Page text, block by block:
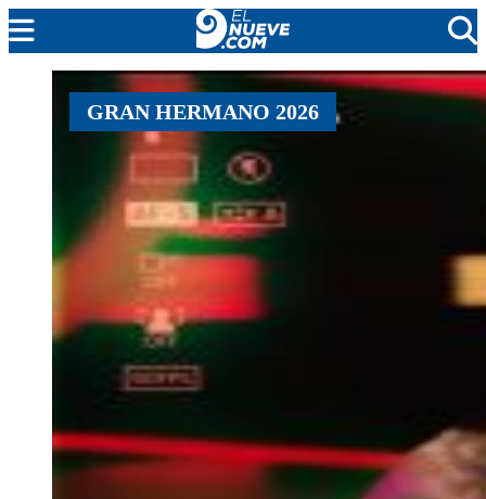
MENDOZA
CADA DÍA
NOTICIERO 9
PROTAGONISTAS
EL NUEVE STREAMS
PROGRAMACIÓN
EN VIVO
GRAN HERMANO 2026